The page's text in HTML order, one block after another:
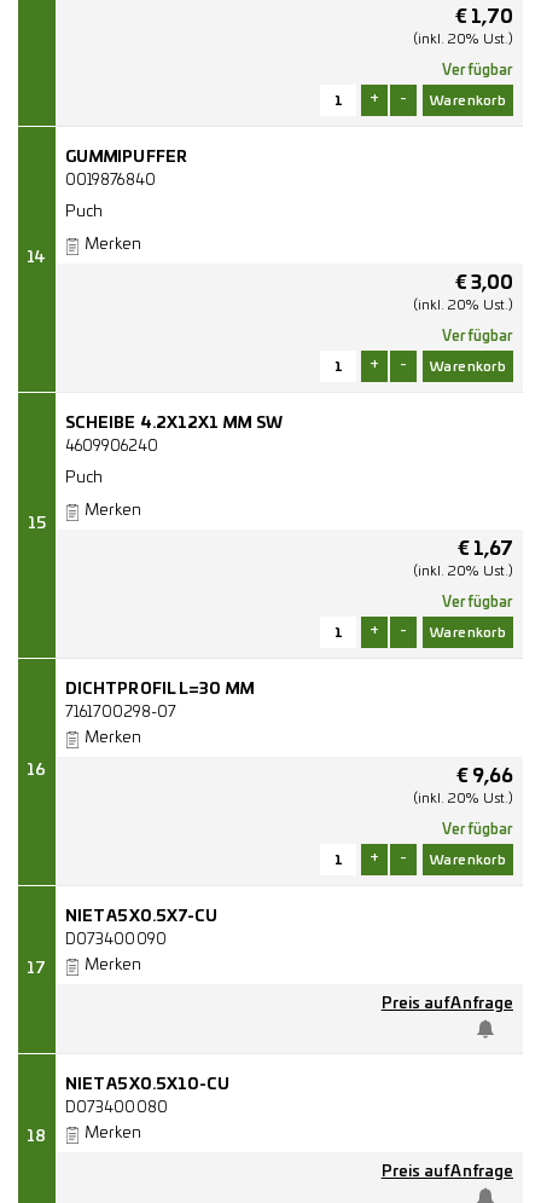
€ 1,70
(inkl. 20% Ust.)
Verfügbar
+ -
14
GUMMIPUFFER
0019876840
Puch
Merken
€ 3,00
(inkl. 20% Ust.)
Verfügbar
+ -
15
SCHEIBE 4.2X12X1 MM SW
4609906240
Puch
Merken
€ 1,67
(inkl. 20% Ust.)
Verfügbar
+ -
16
DICHTPROFIL L=30 MM
7161700298-07
Merken
€ 9,66
(inkl. 20% Ust.)
Verfügbar
+ -
17
NIET A5X0.5X7-CU
D073400090
Merken
Preis auf Anfrage
18
NIET A5X0.5X10-CU
D073400080
Merken
Preis auf Anfrage